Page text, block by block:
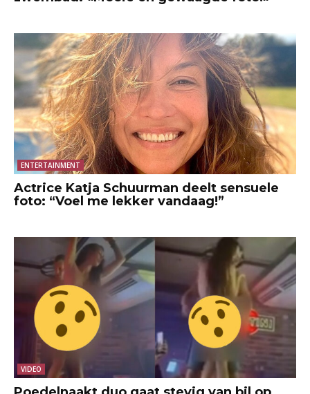
ENTERTAINMENT
Actrice Katja Schuurman deelt sensuele
foto: “Voel me lekker vandaag!”
VIDEO